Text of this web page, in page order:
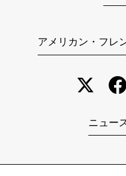
アメリカン・フレ
ニュー